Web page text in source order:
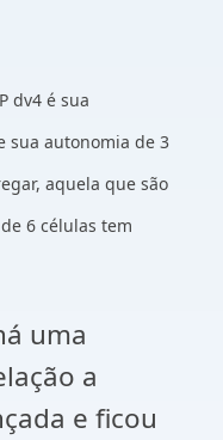
dv4 é sua
sua autonomia de 3
aquela que são
6 células tem
uma
a
e ficou